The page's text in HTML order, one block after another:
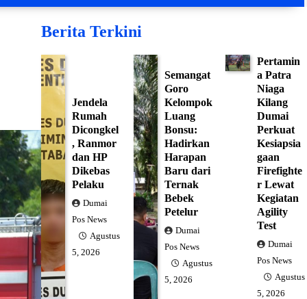
Berita Terkini
Jendela
Rumah
Dicongkel
, Ranmor
dan HP
Dikebas
Pelaku
Dumai
Pos News
Agustus
5, 2026
Semangat
Goro
Kelompok
Luang
Bonsu:
Hadirkan
Harapan
Baru dari
Ternak
Bebek
Petelur
Dumai
Pos News
Agustus
5, 2026
Pertamin
a Patra
Niaga
Kilang
Dumai
Perkuat
Kesiapsia
gaan
Firefighte
r Lewat
Kegiatan
Agility
Test
Dumai
Pos News
Agustus
5, 2026